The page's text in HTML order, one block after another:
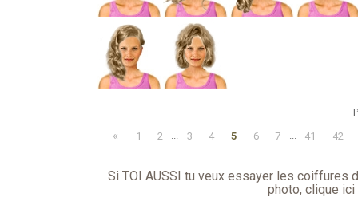
« 1 2 ... 3 4 5 6 7 ... 41 42
Si TOI AUSSI tu veux essayer les coiffures
photo, clique